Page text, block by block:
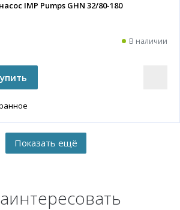
IMP Pumps GHN 32/80-180
В наличии